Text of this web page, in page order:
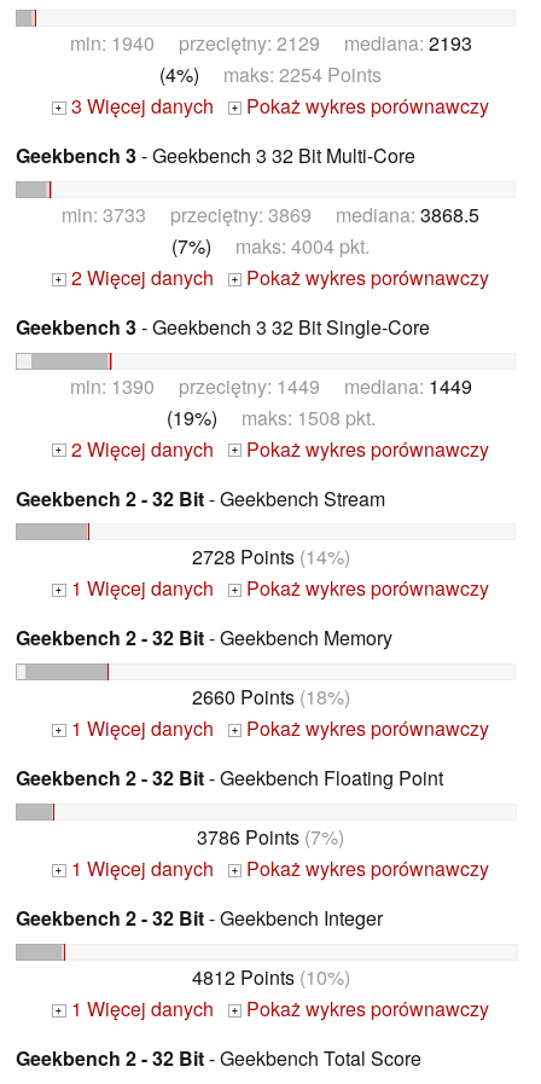
min: 1940 przeciętny: 2129 mediana: 2193
(4%) maks: 2254 Points
+ 3 Więcej danych +
Pokaż wykres porównawczy
Geekbench 3- Geekbench 3 32 Bit Multi-Core
min: 3733 przeciętny: 3869 mediana: 3868.5
(7%) maks: 4004 pkt.
+ 2 Więcej danych +
Pokaż wykres porównawczy
Geekbench 3- Geekbench 3 32 Bit Single-Core
min: 1390 przeciętny: 1449 mediana: 1449
(19%) maks: 1508 pkt.
+ 2 Więcej danych +
Pokaż wykres porównawczy
Geekbench 2 - 32 Bit- Geekbench Stream
2728 Points(14%)
+ 1 Więcej danych +
Pokaż wykres porównawczy
Geekbench 2 - 32 Bit- Geekbench Memory
2660 Points(18%)
+ 1 Więcej danych +
Pokaż wykres porównawczy
Geekbench 2 - 32 Bit- Geekbench Floating Point
3786 Points (7%)
+ 1 Więcej danych +
Pokaż wykres porównawczy
Geekbench 2 - 32 Bit- Geekbench Integer
4812 Points(10%)
+ 1 Więcej danych +
Pokaż wykres porównawczy
Geekbench 2 - 32 Bit- Geekbench Total Score